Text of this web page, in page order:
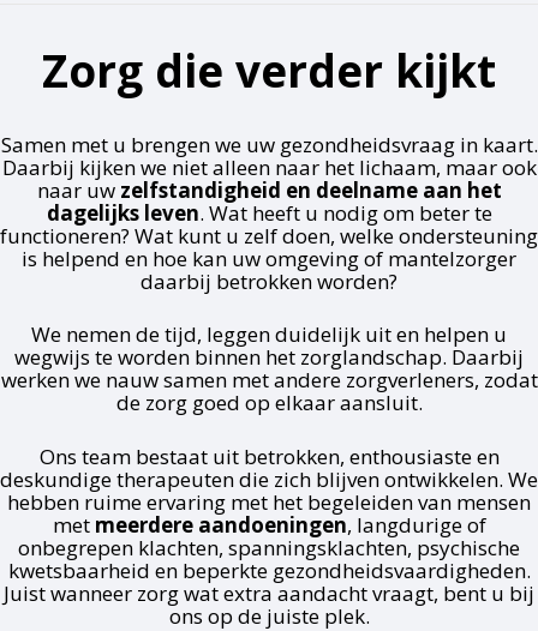
Zorg die verder kijkt
Samen met u brengen we uw gezondheidsvraag in kaart.
Daarbij kijken we niet alleen naar het lichaam, maar ook
naar uw zelfstandigheid en deelname aan het
dagelijks leven. Wat heeft u nodig om beter te
functioneren? Wat kunt u zelf doen, welke ondersteuning
is helpend en hoe kan uw omgeving of mantelzorger
daarbij betrokken worden?
We nemen de tijd, leggen duidelijk uit en helpen u
wegwijs te worden binnen het zorglandschap. Daarbij
werken we nauw samen met andere zorgverleners, zodat
de zorg goed op elkaar aansluit.
Ons team bestaat uit betrokken, enthousiaste en
deskundige therapeuten die zich blijven ontwikkelen. We
hebben ruime ervaring met het begeleiden van mensen
met meerdere aandoeningen, langdurige of
onbegrepen klachten, spanningsklachten, psychische
kwetsbaarheid en beperkte gezondheidsvaardigheden.
Juist wanneer zorg wat extra aandacht vraagt, bent u bij
ons op de juiste plek.